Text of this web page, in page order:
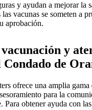
y ayudan a mejorar la
vacunas se someten a
aprobación.
y
Condado de
ofrece una amplia gama
para la
Para obtener ayuda con